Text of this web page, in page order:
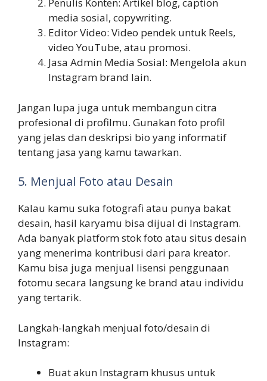
media sosial, copywriting.
Editor Video: Video pendek untuk Reels,
video YouTube, atau promosi.
Jasa Admin Media Sosial: Mengelola akun
Instagram brand lain.
Jangan lupa juga untuk membangun citra
profesional di profilmu. Gunakan foto profil
yang jelas dan deskripsi bio yang informatif
tentang jasa yang kamu tawarkan.
5. Menjual Foto atau Desain
Kalau kamu suka fotografi atau punya bakat
desain, hasil karyamu bisa dijual di Instagram.
Ada banyak platform stok foto atau situs desain
yang menerima kontribusi dari para kreator.
Kamu bisa juga menjual lisensi penggunaan
fotomu secara langsung ke brand atau individu
yang tertarik.
Langkah-langkah menjual foto/desain di
Instagram:
Buat akun Instagram khusus untuk